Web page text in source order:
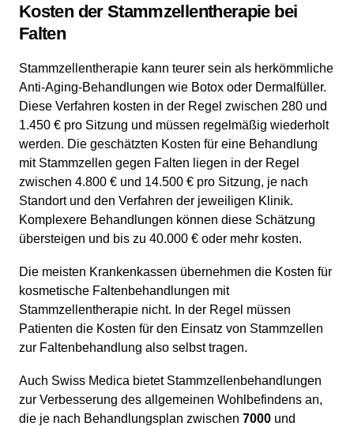
Kosten der Stammzellentherapie bei
Falten
Stammzellentherapie kann teurer sein als herkömmliche
Anti-Aging-Behandlungen wie Botox oder Dermalfüller.
Diese Verfahren kosten in der Regel zwischen 280 und
1.450 € pro Sitzung und müssen regelmäßig wiederholt
werden. Die geschätzten Kosten für eine Behandlung
mit Stammzellen gegen Falten liegen in der Regel
zwischen 4.800 € und 14.500 € pro Sitzung, je nach
Standort und den Verfahren der jeweiligen Klinik.
Komplexere Behandlungen können diese Schätzung
übersteigen und bis zu 40.000 € oder mehr kosten.
Die meisten Krankenkassen übernehmen die Kosten für
kosmetische Faltenbehandlungen mit
Stammzellentherapie nicht. In der Regel müssen
Patienten die Kosten für den Einsatz von Stammzellen
zur Faltenbehandlung also selbst tragen.
Auch Swiss Medica bietet Stammzellenbehandlungen
zur Verbesserung des allgemeinen Wohlbefindens an,
die je nach Behandlungsplan zwischen 7000 und